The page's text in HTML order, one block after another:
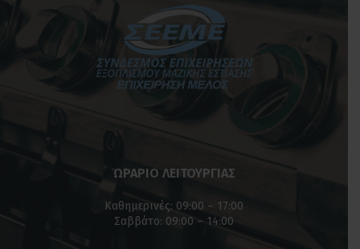
ΩΡΑΡΙΟ ΛΕΙΤΟΥΡΓΙΑΣ
Καθημερινές: 09:00 – 17:00
Σαββάτο: 09:00 – 14:00